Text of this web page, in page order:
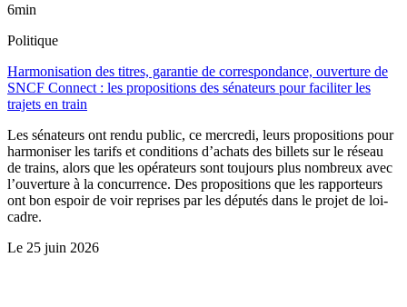
6min
Politique
Harmonisation des titres, garantie de correspondance, ouverture de
SNCF Connect : les propositions des sénateurs pour faciliter les
trajets en train
Les sénateurs ont rendu public, ce mercredi, leurs propositions pour
harmoniser les tarifs et conditions d’achats des billets sur le réseau
de trains, alors que les opérateurs sont toujours plus nombreux avec
l’ouverture à la concurrence. Des propositions que les rapporteurs
ont bon espoir de voir reprises par les députés dans le projet de loi-
cadre.
Le 25 juin 2026